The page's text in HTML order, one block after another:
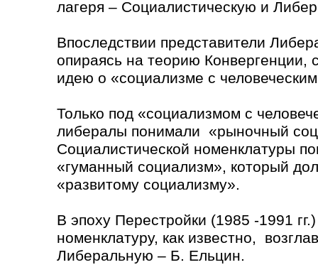
лагеря – Социалистическую и
Впоследствии представители
опираясь на теорию
идею о «социализме с
Только под «социализмом с
либералы понимали «рыночный
Социалистической номенклатуры
«гуманный социализм», который
«развитому социализму».
В эпоху Перестройки (1985 -1991
номенклатуру, как известно,
Либеральную – Б. Ельцин.